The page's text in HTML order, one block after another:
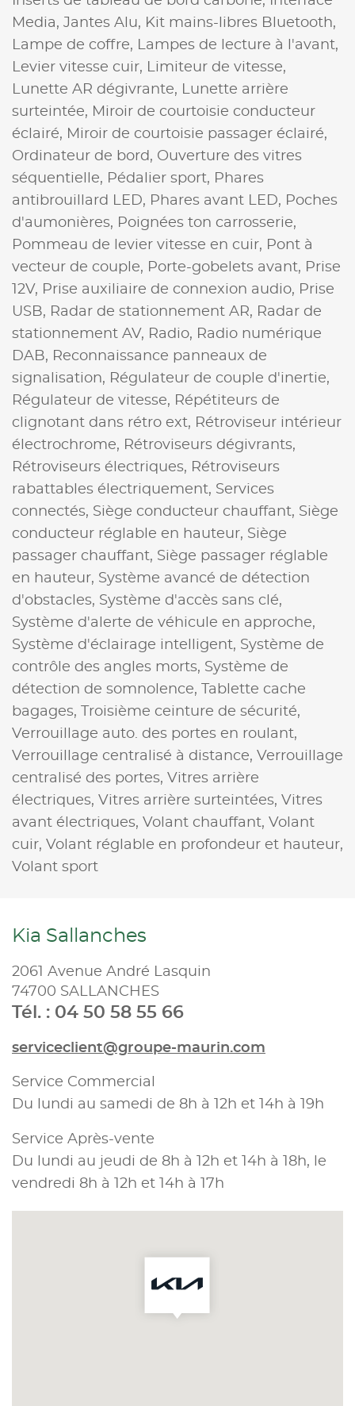
Media, Jantes Alu, Kit mains-libres Bluetooth,
Lampe de coffre,
Lampes de lecture à l'avant,
Levier vitesse cuir,
Limiteur de vitesse,
Lunette AR dégivrante,
Lunette arrière
surteintée, Miroir de courtoisie conducteur
éclairé, Miroir de courtoisie passager éclairé,
Ordinateur de bord, Ouverture des vitres
séquentielle, Pédalier sport, Phares
antibrouillard LED, Phares avant LED, Poches
d'aumonières, Poignées ton carrosserie,
Pommeau de levier vitesse en cuir, Pont à
vecteur de couple, Porte-gobelets avant, Prise
12V, Prise auxiliaire de connexion audio, Prise
USB, Radar de stationnement AR, Radar de
stationnement AV, Radio, Radio numérique
DAB, Reconnaissance panneaux de
signalisation, Régulateur de couple d'inertie,
Régulateur de vitesse, Répétiteurs de
clignotant dans rétro ext, Rétroviseur intérieur
électrochrome, Rétroviseurs dégivrants,
Rétroviseurs électriques, Rétroviseurs
rabattables électriquement, Services
connectés, Siège conducteur chauffant, Siège
conducteur réglable en hauteur, Siège
passager chauffant, Siège passager réglable
en hauteur, Système avancé de détection
d'obstacles, Système d'accès sans clé,
Système d'alerte de véhicule en approche,
Système d'éclairage intelligent, Système de
contrôle des angles morts, Système de
détection de somnolence,
Tablette cache
bagages,
Troisième ceinture de sécurité,
Verrouillage auto. des portes en roulant,
Verrouillage centralisé à distance, Verrouillage
centralisé des portes, Vitres arrière
électriques, Vitres arrière surteintées, Vitres
avant électriques, Volant chauffant, Volant
cuir, Volant réglable en profondeur et hauteur,
Volant sport
Kia Sallanches
2061 Avenue André Lasquin
74700 SALLANCHES
Tél. : 04 50 58 55 66
serviceclient@groupe-maurin.com
Service Commercial
Du lundi au samedi de 8h à 12h et 14h à 19h
Service Après-vente
Du lundi au jeudi de 8h à 12h et 14h à 18h, le
vendredi 8h à 12h et 14h à 17h